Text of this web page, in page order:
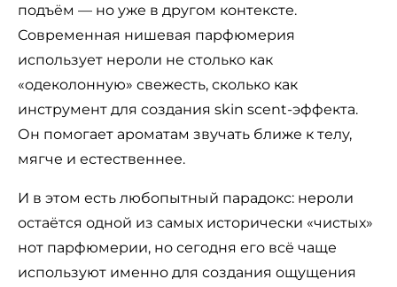
подъём — но уже в другом контексте.
Современная нишевая парфюмерия
использует нероли не столько как
«одеколонную» свежесть, сколько как
инструмент для создания skin scent-эффекта.
Он помогает ароматам звучать ближе к телу,
мягче и естественнее.
И в этом есть любопытный парадокс: нероли
остаётся одной из самых исторически «чистых»
нот парфюмерии, но сегодня его всё чаще
используют именно для создания ощущения